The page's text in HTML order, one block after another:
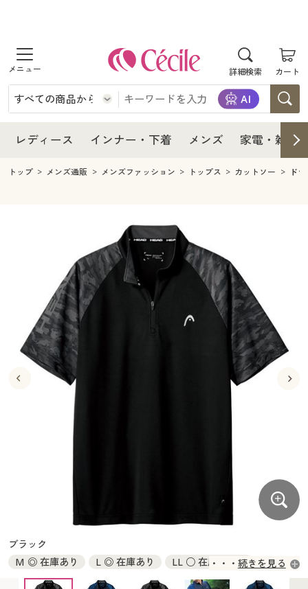
詳細検索 カート
商品を探す
レディース
レディースファッション
インナー・下着
インナー・下着通販すべて
ジュニア・ティーンズ下着
メンズ
メンズファッション
メンズ下着
キッチン・雑貨・日用品
寝具・インテリア・家具
寝具・インテリア・家具通販すべて
家具・収納
寝具・ベッド
カーテン・ラグ・ファブリック
美容・健康
美容・健康通販すべて
美容・健康・サプリメント
制服・スクール
制服・スクールすべて
制服・学生服
ジュニア・ティーンズ下着
大きいサイズ
大きいサイズ通販すべて
大きいサイズ レディース服
大きいサイズ レディース下着
大きいサイズ メンズ
大きいサイズ 事務・制服
バーゲンセール
シークレットセール
商品カテゴリ一覧
カタログ・チラシからのご注文
デジタルカタログ
レディース インナー・下着 メンズ 家電・雑貨
レディース
レディース通販すべて
レディースファッション
インナー・下着
インナー・下着通販すべて
ジュニア・ティーンズ下着
メンズ
キッチン・雑貨・日用品
寝具・インテリア・家具通販すべて
家具・収納
寝具・ベッド
カーテン・ラグ・ファブリック
美容・健康通販すべて
美容・健康・サプリメント
制服・スクール
制服・スクールすべて
制服・学生服
ジュニア・ティーンズ下着
大きいサイズ
大きいサイズ通販すべて
大きいサイズ レディース服
大きいサイズ レディース下着
大きいサイズ メンズ
バーゲン
バーゲンセール
シークレットセール
商品カテゴリ一覧
カタログ・チラシからのご注文
カタログ無料プレゼント
トップ メンズ通販 メンズファッション トップス カットソー ド
ブラック
M ◎ 在庫あり
L ◎ 在庫あり
LL ○ 在庫わずか
3L ◎ 在庫あり
5L ○ 在庫わずか
続きを見る